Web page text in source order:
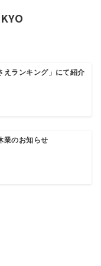
えランキング」にて紹介
業のお知らせ